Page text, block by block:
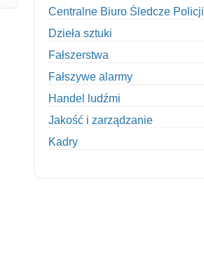
Centralne Biuro Śledcze Policji
Dzieła sztuki
Fałszerstwa
Fałszywe alarmy
Handel ludźmi
Jakość i zarządzanie
Kadry